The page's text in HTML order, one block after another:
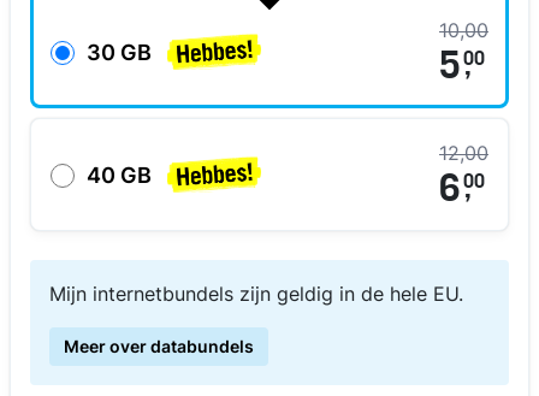
30 GB
10,00
5,
00
40 GB
12,00
6,
00
Mijn internetbundels zijn geldig in de hele EU.
Meer over databundels